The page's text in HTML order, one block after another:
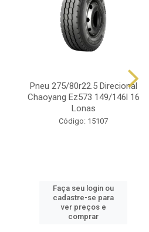
Pneu 275/80r22.5 Direcional
Chaoyang Ez573 149/146l 16
Lonas
Código: 15107
Faça seu login ou
cadastre-se para
ver preços e
comprar